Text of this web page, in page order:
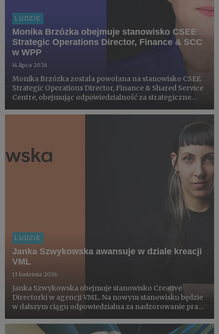
LUDZIE
Monika Brzózka obejmuje stanowisko CSEE
Strategic Operations Director, Finance & SCC
w WPP
14 lipca 2026
Monika Brzózka została powołana na stanowisko CSEE
Strategic Operations Director, Finance & Shared Service
Centre, obejmując odpowiedzialność za strategiczne
Centralnej, Południowej i Wschodniej (CSEE).
LUDZIE
Janka Szwykowska awansuje w dziale kreacji
VML
13 kwietnia 2026
Janka Szwykowska obejmuje stanowisko Creative
Directorki w agencji VML. Na nowym stanowisku będzie
w dalszym ciągu odpowiedzialna za nadzorowanie pracy